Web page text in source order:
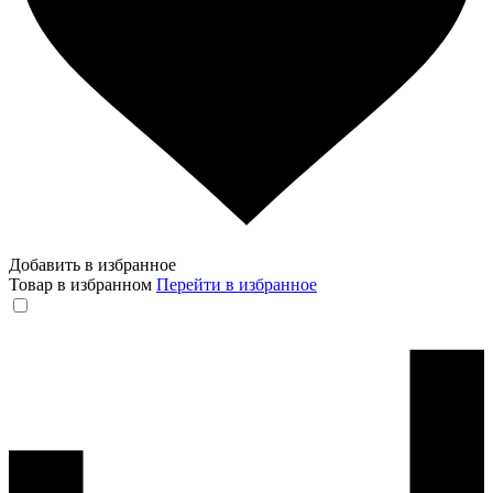
Добавить в избранное
Товар в избранном Перейти в избранное